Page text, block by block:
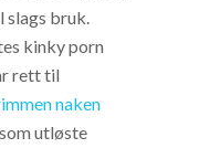
bruk.
kinky porn
rett til
naken
utløste